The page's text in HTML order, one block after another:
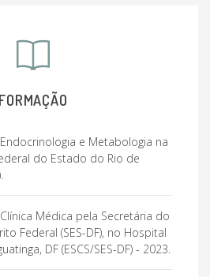
FORMAÇÃO
e Metabologia na
do Estado do Rio de
Médica pela Secretária do
Federal (SES-DF), no Hospital
DF (ESCS/SES-DF) - 2023.